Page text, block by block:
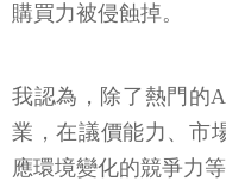
購買力被侵蝕掉。
我認為，除了熱門的
業，在議價能力、市
應環境變化的競爭力